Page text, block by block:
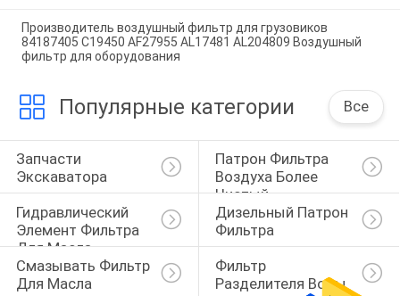
Производитель воздушный фильтр для грузовиков
84187405 C19450 AF27955 AL17481 AL204809 Воздушный
фильтр для оборудования
Популярные категории Все
Запчасти
Экскаватора
Патрон Фильтра
Воздуха Более
Чистый
Гидравлический
Элемент Фильтра
Для Масла
Дизельный Патрон
Фильтра
Смазывать Фильтр
Для Масла
Фильтр
Разделителя Воды